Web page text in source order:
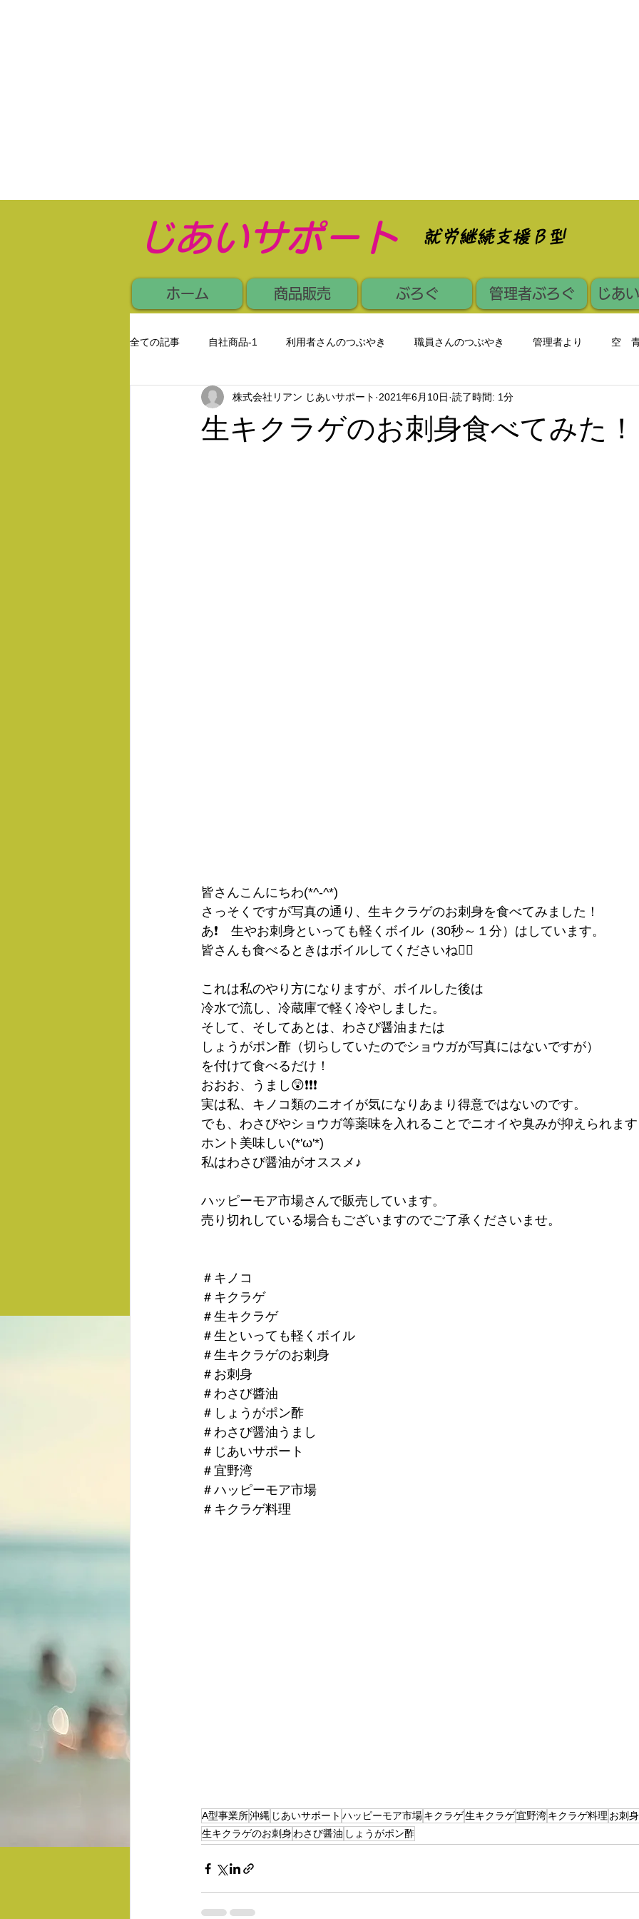
​じあいサポート ​就労継続支援Ｂ型
ホーム 商品販売 ぶろぐ 管理者ぶろぐ じあ
全ての記事 自社商品-1 利用者さんのつぶやき 職員さんのつぶやき 管理者より 空
レース編み
生キクラゲのお刺身食べてみた！
株式会社リアン じあいサポート 2021年6月10日 読了時間: 1分
皆さんこんにちわ(*^-^*)
さっそくですが写真の通り、生キクラゲのお刺身を食べてみました！
あ❗　生やお刺身といっても軽くボイル（30秒～１分）はしています。
皆さんも食べるときはボイルしてくださいね🙋‍♂️
これは私のやり方になりますが、ボイルした後は
冷水で流し、冷蔵庫で軽く冷やしました。
そして、そしてあとは、わさび醤油または
しょうがポン酢（切らしていたのでショウガが写真にはないですが）
を付けて食べるだけ！
おおお、うまし😲❗❗❗
実は私、キノコ類のニオイが気になりあまり得意ではないのです。
でも、わさびやショウガ等薬味を入れることでニオイや臭みが抑えられま
ホント美味しい(*'ω'*)
私はわさび醤油がオススメ♪
ハッピーモア市場さんで販売しています。
売り切れしている場合もございますのでご了承くださいませ。
＃キノコ
＃キクラゲ
＃生キクラゲ
＃生といっても軽くボイル
＃生キクラゲのお刺身
＃お刺身
＃わさび醬油
＃しょうがポン酢
＃わさび醤油うまし
＃じあいサポート
＃宜野湾
＃ハッピーモア市場
＃キクラゲ料理
A型事業所沖縄 じあいサポート ハッピーモア市場キクラゲ生キクラゲ宜野湾キクラゲ料理 お刺身
生キクラゲのお刺身わさび醤油 しょうがポン酢